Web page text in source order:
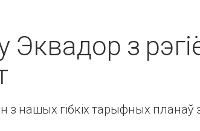
Эквадор з
нашых гібкіх тарыфных планаў з